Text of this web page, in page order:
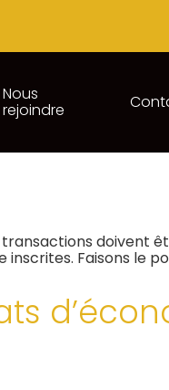
Nous
rejoindre
doivent
Faisons le